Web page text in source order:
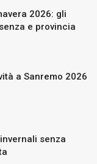
2026: gli
e provincia
a Sanremo 2026
senza